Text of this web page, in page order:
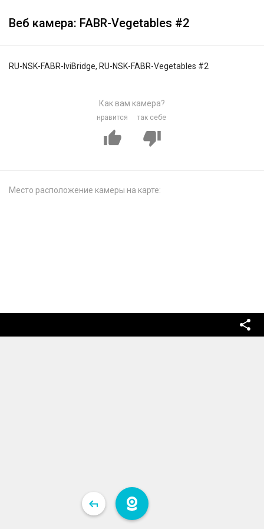
Веб камера: FABR-Vegetables #2
RU-NSK-FABR-IviBridge, RU-NSK-FABR-Vegetables #2
Как вам камера?
нравится так себе
Место расположение камеры на карте: